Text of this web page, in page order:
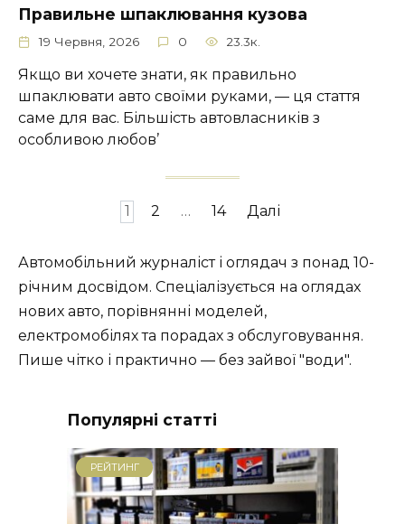
Правильне шпаклювання кузова
19 Червня, 2026 0 23.3к.
Якщо ви хочете знати, як правильно
шпаклювати авто своїми руками, — ця стаття
саме для вас. Більшість автовласників з
особливою любов’
1 2 … 14 Далі
Автомобільний журналіст і оглядач з понад 10-
річним досвідом. Спеціалізується на оглядах
нових авто, порівнянні моделей,
електромобілях та порадах з обслуговування.
Пише чітко і практично — без зайвої "води".
Популярні статті
РЕЙТИНГ